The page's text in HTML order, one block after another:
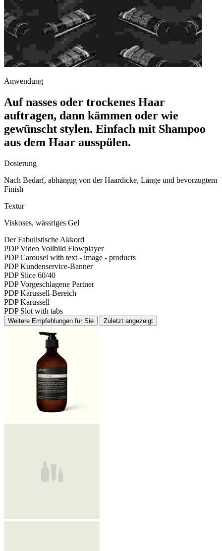
Anwendung
Auf nasses oder trockenes Haar
auftragen, dann kämmen oder wie
gewünscht stylen. Einfach mit Shampoo
aus dem Haar ausspülen.
Dosierung
Nach Bedarf, abhängig von der Haardicke, Länge und bevorzugtem
Finish
Textur
Viskoses, wässriges Gel
Der Fabulistische Akkord
PDP Video Vollbild Flowplayer
PDP Carousel with text - image - products
PDP Kundenservice-Banner
PDP Slice 60/40
PDP Vorgeschlagene Partner
PDP Karussell-Bereich
PDP Karussell
PDP Slot with tabs
Weitere Empfehlungen für Sie Zuletzt angezeigt